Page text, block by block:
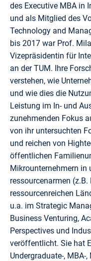
des Executive MBA in
und als Mitglied des
Technology and
bis 2017 war Prof.
Vizepräsidentin für
an der TUM. Ihre
verstehen, wie
und wie dies die
Leistung im In- und
zunehmenden Fokus
von ihr untersuchten
und reichen von
öffentlichen
Mikrounternehmern in
ressourcenarmen
ressourcenreichen
u.a. im Strategic
Business Venturing,
Perspectives und
veröffentlicht. Sie hat
Undergraduate-, MBA-